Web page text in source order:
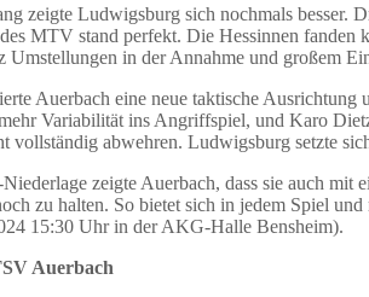
zeigte Ludwigsburg sich nochmals besser.
MTV stand perfekt. Die Hessinnen fanden
Umstellungen in der Annahme und großem
Auerbach eine neue taktische
Variabilität ins Angriffspiel, und Karo
vollständig abwehren. Ludwigsburg setzte
zeigte Auerbach, dass sie auch
zu halten. So bietet sich in jedem Spiel
15:30 Uhr in der AKG-Halle Bensheim).
Auerbach